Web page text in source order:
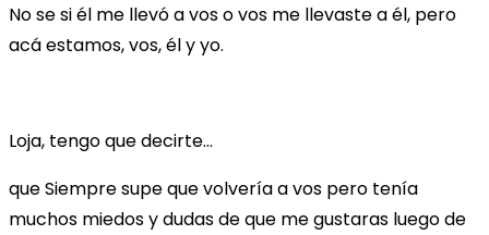
No se si él me llevó a vos o vos me llevaste a él, pero
acá estamos, vos, él y yo.
Loja, tengo que decirte…
que Siempre supe que volvería a vos pero tenía
muchos miedos y dudas de que me gustaras luego de